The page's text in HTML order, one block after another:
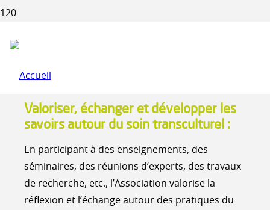
DIFFUSION DES CONNAISSANCES
Amélioration des connaissances
Valoriser, échanger et développer les
savoirs autour du soin transculturel :
En participant à des enseignements, des
séminaires, des réunions d’experts, des travaux
de recherche, etc., l’Association valorise la
réflexion et l’échange autour des pratiques du